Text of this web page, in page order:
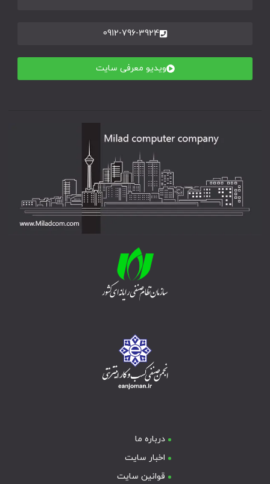
0912-796-3924
ویدیو معرفی سایت
درباره ما
اخبار سایت
قوانین سایت